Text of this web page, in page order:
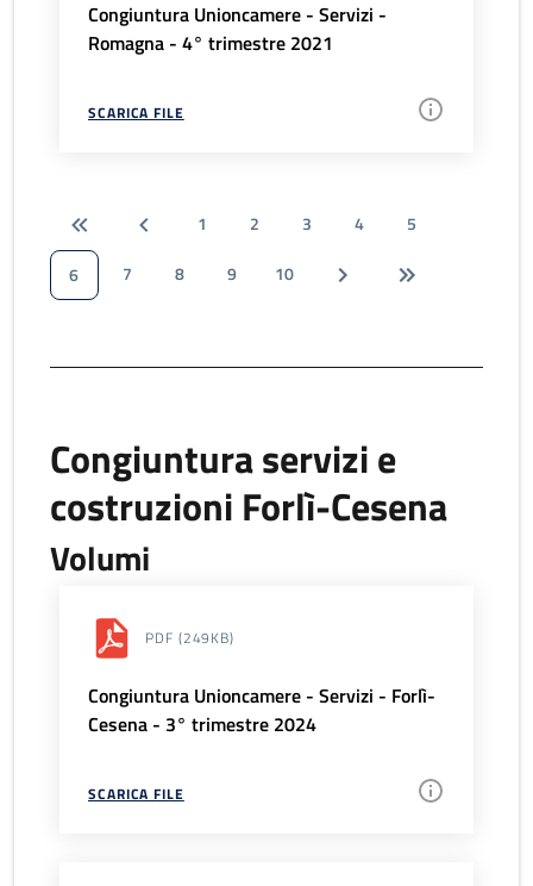
Congiuntura Unioncamere - Servizi -
Romagna - 4° trimestre 2021
SCARICA FILE
1 2 3 4
5
6
7 8 9 10
Congiuntura servizi e
costruzioni Forlì-Cesena
Volumi
PDF (249KB)
Congiuntura Unioncamere - Servizi - Forlì-
Cesena - 3° trimestre 2024
SCARICA FILE